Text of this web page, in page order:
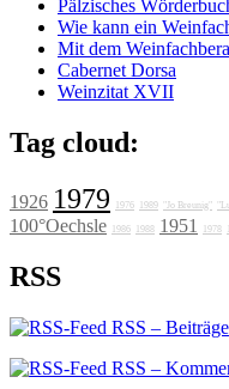
Pälzisches
Wie kann ein
Mit dem
Cabernet Dorsa
Weinzitat XVII
Tag cloud:
1926 1979 1976 1989 "Jo Breunig"
100°Oechsle 1986 1988 1951 1978
RSS
RSS – Beiträge
RSS –